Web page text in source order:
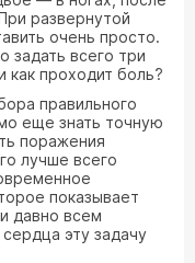
развернутой
очень просто.
задать всего три
как проходит боль?
правильного
еще знать точную
поражения
лучше всего
показывает
давно всем
эту задачу